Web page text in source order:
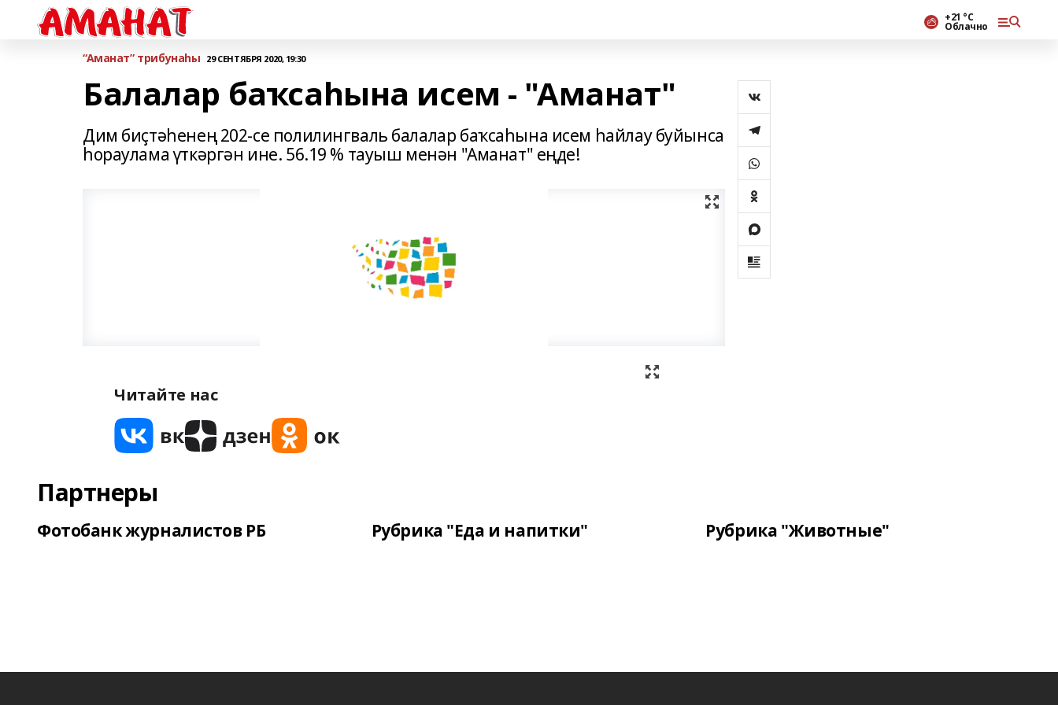
+21 °С
Облачно
“Аманат” трибунаһы 29 СЕНТЯБРЯ 2020, 19:30
Балалар баҡсаһына исем - "Аманат"
Дим биҫтәһенең 202-се полилингваль балалар баҡсаһына исем һайлау буйынса
һораулама үткәргән ине. 56.19 % тауыш менән "Аманат" еңде!
Читайте нас
Партнеры
Фотобанк журналистов РБ Рубрика "Еда и напитки" Рубрика "Животные"